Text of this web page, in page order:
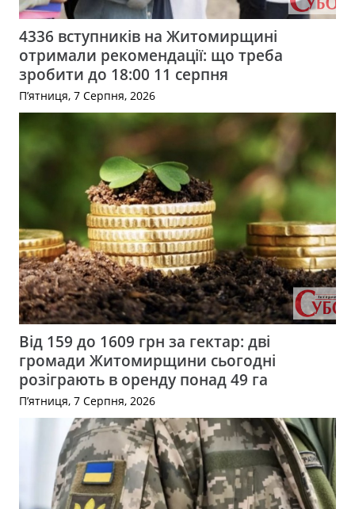
4336 вступників на Житомирщині
отримали рекомендації: що треба
зробити до 18:00 11 серпня
П’ятниця, 7 Серпня, 2026
Від 159 до 1609 грн за гектар: дві
громади Житомирщини сьогодні
розіграють в оренду понад 49 га
П’ятниця, 7 Серпня, 2026